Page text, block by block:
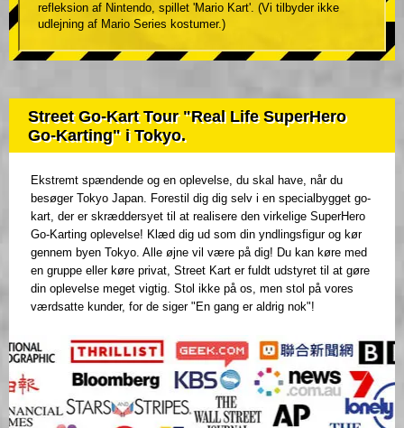
refleksion af Nintendo, spillet 'Mario Kart'. (Vi tilbyder ikke
udlejning af Mario Series kostumer.)
Street Go-Kart Tour "Real Life SuperHero
Go-Karting" i Tokyo.
Ekstremt spændende og en oplevelse, du skal have, når du
besøger Tokyo Japan. Forestil dig dig selv i en specialbygget go-
kart, der er skræddersyet til at realisere den virkelige SuperHero
Go-Karting oplevelse! Klæd dig ud som din yndlingsfigur og kør
gennem byen Tokyo. Alle øjne vil være på dig! Du kan køre med
en gruppe eller køre privat, Street Kart er fuldt udstyret til at gøre
din oplevelse meget vigtig. Stol ikke på os, men stol på vores
værdsatte kunder, for de siger "En gang er aldrig nok"!